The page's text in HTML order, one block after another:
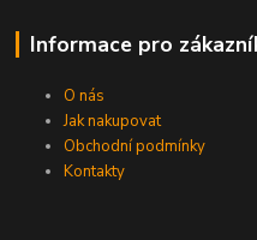
Informace pro
O nás
Jak nakupovat
Obchodní podmínky
Kontakty